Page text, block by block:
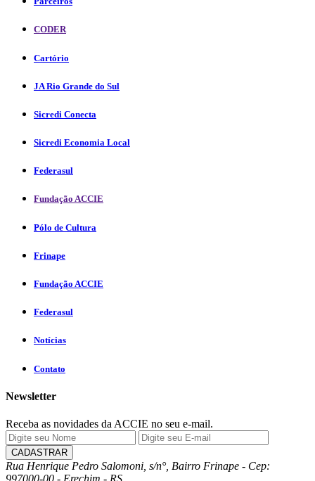
CODER
Cartório
JA Rio Grande do Sul
Sicredi Conecta
Sicredi Economia Local
Federasul
Fundação ACCIE
Pólo de Cultura
Frinape
Fundação ACCIE
Federasul
Notícias
Contato
Newsletter
Receba as novidades da ACCIE no seu e-mail.
Rua Henrique Pedro Salomoni, s/n°, Bairro Frinape - Cep:
997000-00 - Erechim - RS.